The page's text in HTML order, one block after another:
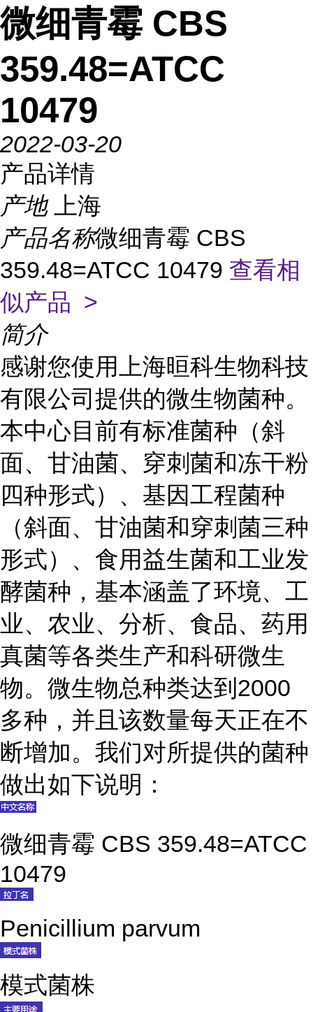
微细青霉 CBS
359.48=ATCC
10479
2022-03-20
产品详情
产地
上海
产品名称微细青霉 CBS
359.48=ATCC 10479 查看相
似产品 >
简介
感谢您使用上海晅科生物科技
有限公司提供的微生物菌种。
本中心目前有标准菌种（斜
面、甘油菌、穿刺菌和冻干粉
四种形式）、基因工程菌种
（斜面、甘油菌和穿刺菌三种
形式）、食用益生菌和工业发
酵菌种，基本涵盖了环境、工
业、农业、分析、食品、药用
真菌等各类生产和科研微生
物。微生物总种类达到2000
多种，并且该数量每天正在不
断增加。我们对所提供的菌种
做出如下说明：
微细青霉 CBS 359.48=ATCC
10479
Penicillium parvum
模式菌株